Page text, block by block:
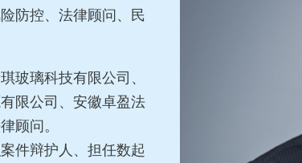
防控、法律顾问、民
玻璃科技有限公司、
限公司、安徽卓盈法
顾问。
件辩护人、担任数起